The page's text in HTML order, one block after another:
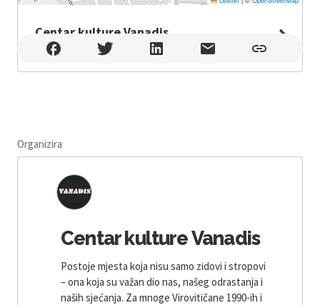
Centar kulture Vanadis
Centar kulture Vanadis , Virovitica
Organizira
Centar kulture Vanadis
Postoje mjesta koja nisu samo zidovi i stropovi
– ona koja su važan dio nas, našeg odrastanja i
naših sjećanja. Za mnoge Virovitičane 1990-ih i